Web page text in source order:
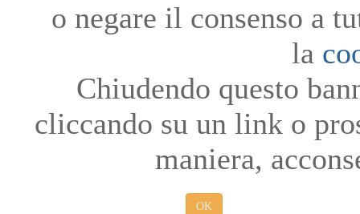
o negare il consenso a
la
Chiudendo questo
cliccando su un link o
maniera,
OK